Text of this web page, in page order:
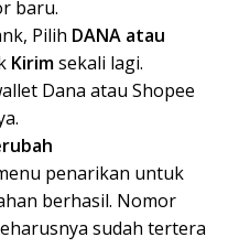
baru.
Pilih DANA atau
Kirimsekali lagi.
Dana atau Shopee
penarikan untuk
berhasil. Nomor
sudah tertera